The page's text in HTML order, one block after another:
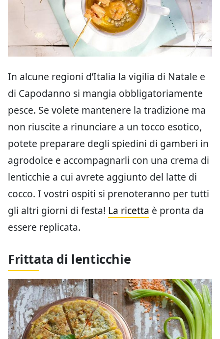
In alcune regioni d’Italia la vigilia di Natale e
di Capodanno si mangia obbligatoriamente
pesce. Se volete mantenere la tradizione ma
non riuscite a rinunciare a un tocco esotico,
potete preparare degli spiedini di gamberi in
agrodolce e accompagnarli con una crema di
lenticchie a cui avrete aggiunto del latte di
cocco. I vostri ospiti si prenoteranno per tutti
gli altri giorni di festa! La ricetta è pronta da
essere replicata.
Frittata di lenticchie